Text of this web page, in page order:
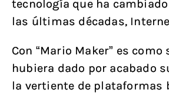
tecnología que ha
las últimas décadas,
Con “Mario Maker” es
hubiera dado por acabado
la vertiente de plataformas